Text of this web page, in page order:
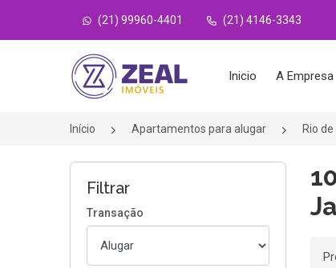
(21) 99960-4401 (21) 4146-3343
Página inicial
Inicio A Empresa
Início Apartamentos para alugar Rio
Filtrar
Transação